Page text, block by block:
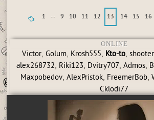
1 ... 9 10 11 12 13 14 15 16
ONLINE
Victor,Golum, Krosh555, Kto-to,
alex268732, Riki123, Dvitry707,Admos,
Maxpobedov,AlexPristok, FreemerBob,
Cklodi77